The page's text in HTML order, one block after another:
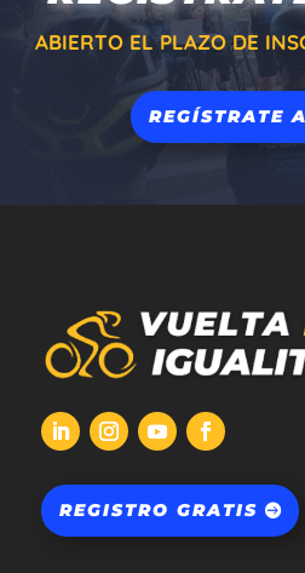
ABIERTO EL PLAZO DE
REGÍSTRATE
REGISTRO GRATIS